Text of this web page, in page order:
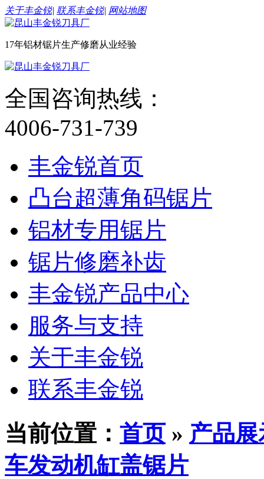
关于丰金锐| 联系丰金锐| 网站地图
17年铝材锯片生产修磨从业经验
全国咨询热线：
4006-731-739
丰金锐首页
凸台超薄角码锯片
铝材专用锯片
锯片修磨补齿
丰金锐产品中心
服务与支持
关于丰金锐
联系丰金锐
当前位置： 首页 » 产品展
车发动机缸盖锯片